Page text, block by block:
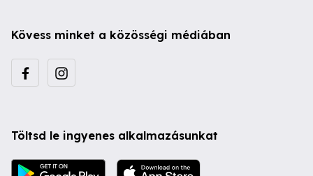
Kövess minket a közösségi médiában
Töltsd le ingyenes alkalmazásunkat